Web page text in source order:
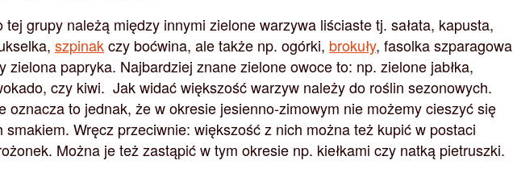
tej grupy należą między innymi zielone warzywa liściaste tj. sałata, kapusta,
szpinakczy boćwina, ale także np. ogórki, brokuły, fasolka szparagowa
zielona papryka. Najbardziej znane zielone owoce to: np. zielone jabłka,
czy kiwi. Jak widać większość warzyw należy do roślin sezonowych.
oznacza to jednak, że w okresie jesienno-zimowym nie możemy cieszyć się
smakiem. Wręcz przeciwnie: większość z nich można też kupić w postaci
Można je też zastąpić w tym okresie np. kiełkami czy natką pietruszki.